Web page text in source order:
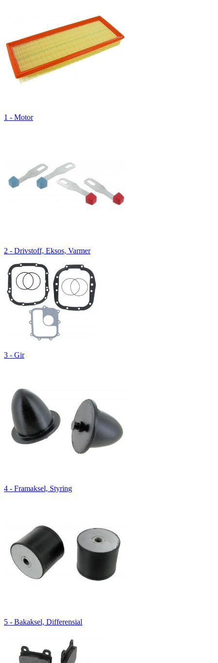
1 - Motor
2 - Drivstoff, Eksos, Varmer
3 - Gir
4 - Framaksel, Styring
5 - Bakaksel, Differensial